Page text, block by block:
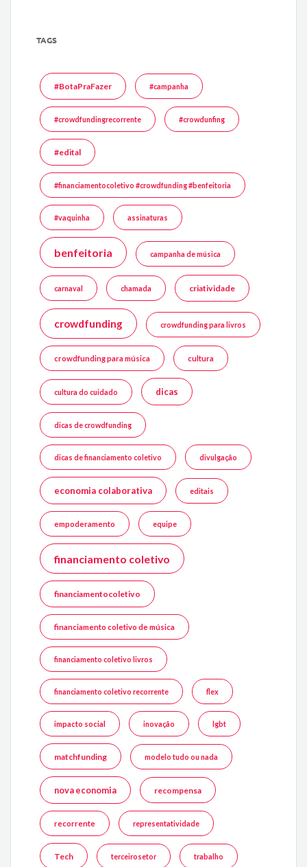
TAGS
#BotaPraFazer #campanha
#crowdfundingrecorrente #crowdunfing
#edital
#financiamentocoletivo #crowdfunding #benfeitoria
#vaquinha assinaturas
benfeitoria campanha de música
carnaval chamada criatividade
crowdfunding crowdfunding para livros
crowdfunding para música cultura
cultura do cuidado dicas
dicas de crowdfunding
dicas de financiamento coletivo divulgação
economia colaborativa editais
empoderamento equipe
financiamento coletivo
financiamentocoletivo
financiamento coletivo de música
financiamento coletivo livros
financiamento coletivo recorrente flex
impacto social inovação lgbt
matchfunding modelo tudo ou nada
nova economia recompensa
recorrente representatividade
Tech terceirosetor trabalho